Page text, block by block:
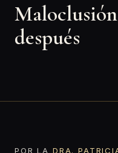
después
POR LA DRA.